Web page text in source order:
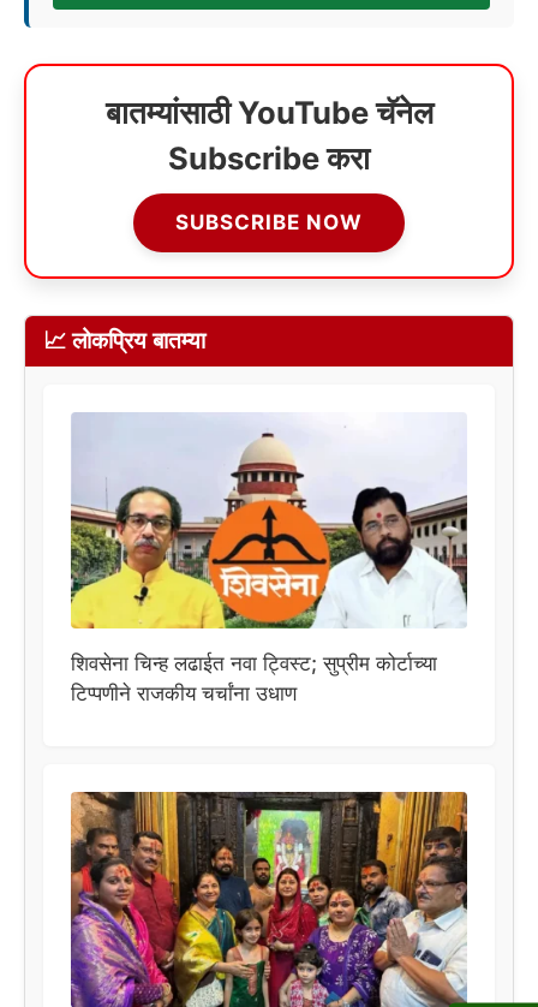
बातम्यांसाठी YouTube चॅनेल
Subscribe करा
SUBSCRIBE NOW
📈 लोकप्रिय बातम्या
शिवसेना चिन्ह लढाईत नवा ट्विस्ट; सुप्रीम कोर्टाच्या
टिप्पणीने राजकीय चर्चांना उधाण